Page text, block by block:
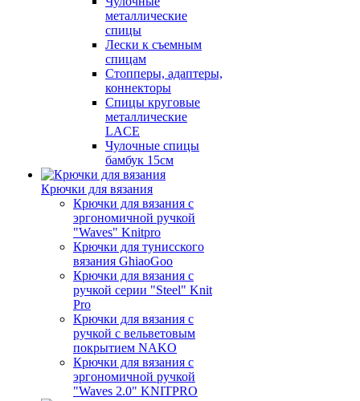
металлические
спицы
Лески к съемным
спицам
Стопперы, адаптеры,
коннекторы
Спицы круговые
металлические
LACE
Чулочные спицы
бамбук 15см
Крючки для вязания
Крючки для вязания с
эргономичной ручкой
"Waves" Knitpro
Крючки для тунисского
вязания GhiaoGoo
Крючки для вязания с
ручкой серии "Steel" Knit
Pro
Крючки для вязания с
ручкой с вельветовым
покрытием NAKO
Крючки для вязания с
эргономичной ручкой
"Waves 2.0" KNITPRO